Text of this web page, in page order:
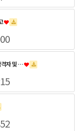
격자 및 …